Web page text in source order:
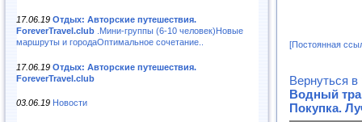
17.06.19 Отдых: Авторские путешествия.
ForeverTravel.club .Мини-группы (6-10 человек)Новые
маршруты и городаОптимальное сочетание..
17.06.19 Отдых: Авторские путешествия.
ForeverTravel.club
03.06.19 Новости
[Постоянная
Вернуться
Водный
Покупка.